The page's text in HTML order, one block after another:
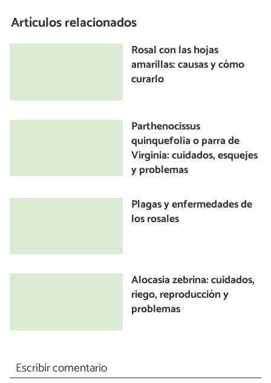
Artículos relacionados
Rosal con las hojas
amarillas: causas y cómo
curarlo
Parthenocissus
quinquefolia o parra de
Virginia: cuidados, esquejes
y problemas
Plagas y enfermedades de
los rosales
Alocasia zebrina: cuidados,
riego, reproducción y
problemas
Escribir comentario